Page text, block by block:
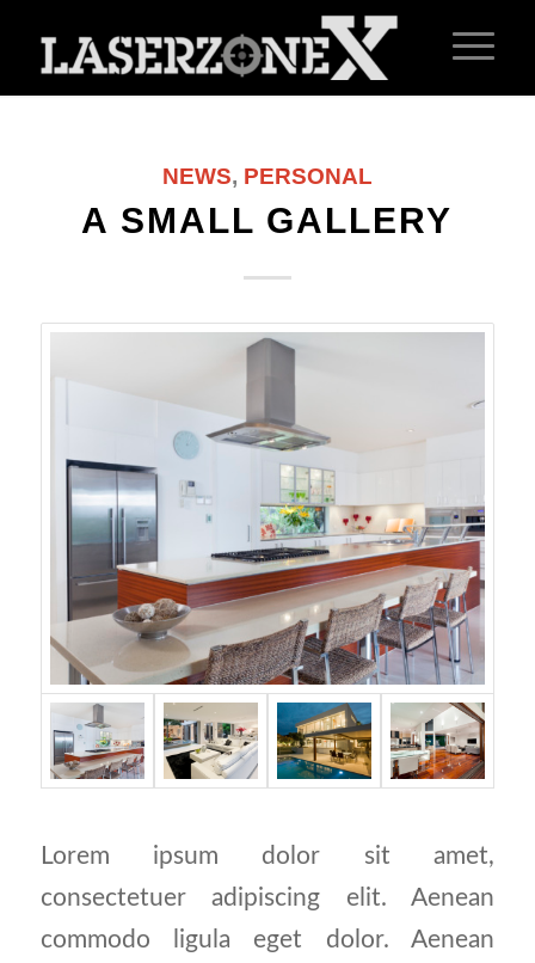
NEWS, PERSONAL
A SMALL GALLERY
Lorem ipsum dolor sit amet,
consectetuer adipiscing elit. Aenean
commodo ligula eget dolor. Aenean